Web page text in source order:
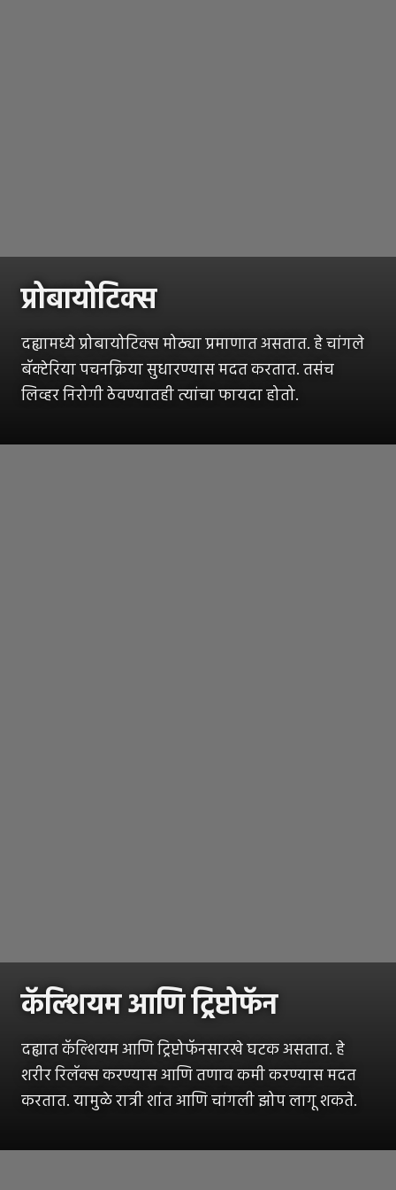
प्रोबायोटिक्स
दह्यामध्ये प्रोबायोटिक्स मोठ्या प्रमाणात असतात. हे चांगले
बॅक्टेरिया पचनक्रिया सुधारण्यास मदत करतात. तसंच
लिव्हर निरोगी ठेवण्यातही त्यांचा फायदा होतो.
कॅल्शियम आणि ट्रिप्टोफॅन
दह्यात कॅल्शियम आणि ट्रिप्टोफॅनसारखे घटक असतात. हे
शरीर रिलॅक्स करण्यास आणि तणाव कमी करण्यास मदत
करतात. यामुळे रात्री शांत आणि चांगली झोप लागू शकते.